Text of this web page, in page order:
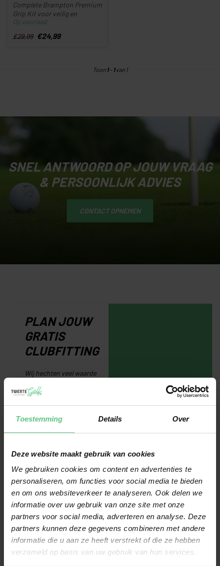
Toestemming Details Over
Deze website maakt gebruik van cookies
We gebruiken cookies om content en advertenties te
personaliseren, om functies voor social media te bieden
en om ons websiteverkeer te analyseren. Ook delen we
informatie over uw gebruik van onze site met onze
partners voor social media, adverteren en analyse. Deze
partners kunnen deze gegevens combineren met andere
informatie die u aan ze heeft verstrekt of die ze hebben
verzameld op basis van uw gebruik van hun services.
Complete Brampton Premium
Grip Kit voor veilig en
professioneel vervangen van
Op voorraad
€29,99 €24,99
Toon 1- 1van 1
SNEL ANTWOORD OP JOUW VRAAG
& PERSOONLIJK ADVIES
CONTACT OPNEMEN
PLAN JOUW
GRATIS
CLUBFITTING
Wij hechten veel waarde
aan clubfitting. Daarom
kun je in onze winkel een
gratis clubfitting doen,
door middel van
Trackman-technologie.
Hiermee analyseren onze
clubfitters jouw
samen op zoek naar de
clubs met de juiste